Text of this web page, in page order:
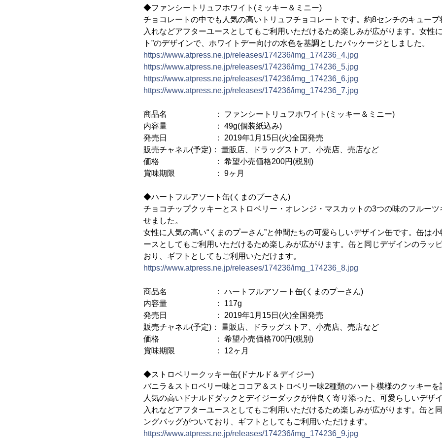
◆ファンシートリュフホワイト(ミッキー＆ミニー)
チョコレートの中でも人気の高いトリュフチョコレートです。約8センチのキュー
入れなどアフターユースとしてもご利用いただけるため楽しみが広がります。女性
ト”のデザインで、ホワイトデー向けの水色を基調としたパッケージとしました。
https://www.atpress.ne.jp/releases/174236/img_174236_4.jpg
https://www.atpress.ne.jp/releases/174236/img_174236_5.jpg
https://www.atpress.ne.jp/releases/174236/img_174236_6.jpg
https://www.atpress.ne.jp/releases/174236/img_174236_7.jpg
商品名 ： ファンシートリュフホワイト(ミッキー＆ミニー)
内容量 ： 49g(個装紙込み)
発売日 ： 2019年1月15日(火)全国発売
販売チャネル(予定)： 量販店、ドラッグストア、小売店、売店など
価格 ： 希望小売価格200円(税別)
賞味期限 ： 9ヶ月
◆ハートフルアソート缶(くまのプーさん)
チョコチップクッキーとストロベリー・オレンジ・マスカットの3つの味のフルー
せました。
女性に人気の高い“くまのプーさん”と仲間たちの可愛らしいデザイン缶です。缶は
ースとしてもご利用いただけるため楽しみが広がります。缶と同じデザインのラッ
おり、ギフトとしてもご利用いただけます。
https://www.atpress.ne.jp/releases/174236/img_174236_8.jpg
商品名 ： ハートフルアソート缶(くまのプーさん)
内容量 ： 117g
発売日 ： 2019年1月15日(火)全国発売
販売チャネル(予定)： 量販店、ドラッグストア、小売店、売店など
価格 ： 希望小売価格700円(税別)
賞味期限 ： 12ヶ月
◆ストロベリークッキー缶(ドナルド＆デイジー)
バニラ＆ストロベリー味とココア＆ストロベリー味2種類のハート模様のクッキーを
人気の高いドナルドダックとデイジーダックが仲良く寄り添った、可愛らしいデザ
入れなどアフターユースとしてもご利用いただけるため楽しみが広がります。缶と
ングバッグがついており、ギフトとしてもご利用いただけます。
https://www.atpress.ne.jp/releases/174236/img_174236_9.jpg